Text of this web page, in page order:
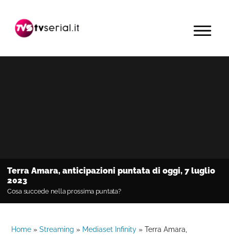
navigazione
contenuto
barra
primaria
MENU
Terra Amara, anticipazioni puntata di oggi, 7 luglio
2023
Cosa succede nella prossima puntata?
Home »Streaming » Mediaset Infinity »Terra Amara,